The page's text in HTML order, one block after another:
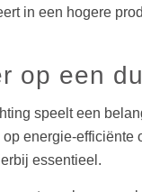
in een hogere
op een
speelt een
energie-
essentieel.